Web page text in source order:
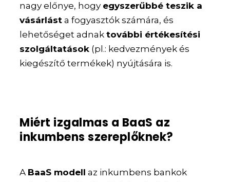
nagy előnye, hogy egyszerűbbé teszik a
vásárlást a fogyasztók számára, és
lehetőséget adnaktovábbi értékesítési
szolgáltatások (pl.: kedvezmények és
kiegészítő termékek) nyújtására is.
Miért izgalmas a BaaS az
inkumbens szereplőknek?
A BaaS modell az inkumbens bankok